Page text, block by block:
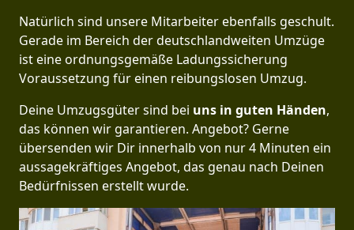
Natürlich sind unsere Mitarbeiter ebenfalls geschult.
Gerade im Bereich der deutschlandweiten Umzüge
ist eine ordnungsgemäße Ladungssicherung
Voraussetzung für einen reibungslosen Umzug.
Deine Umzugsgüter sind bei uns in guten Händen,
das können wir garantieren. Angebot? Gerne
übersenden wir Dir innerhalb von nur 4 Minuten ein
aussagekräftiges Angebot, das genau nach Deinen
Bedürfnissen erstellt wurde.